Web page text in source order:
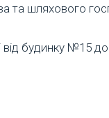
шляхового
будинку №15